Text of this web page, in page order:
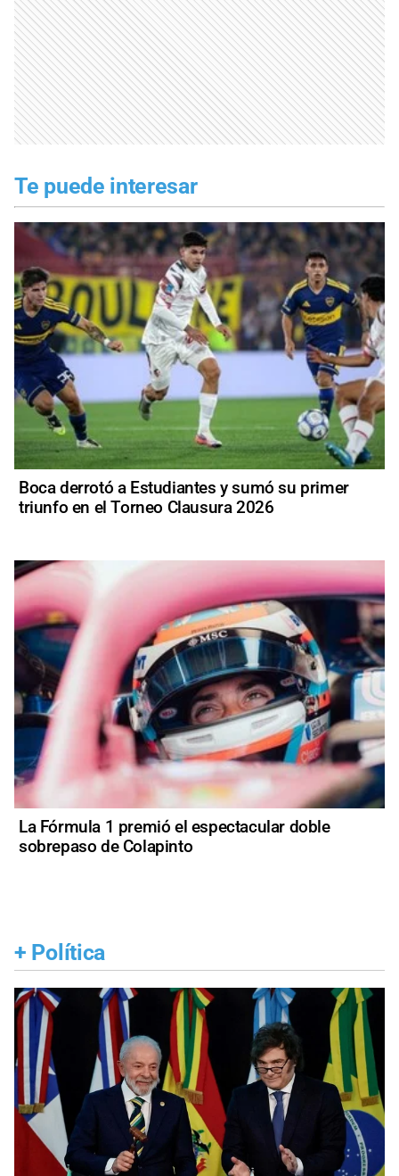
Te puede interesar
Boca derrotó a Estudiantes y sumó su primer
triunfo en el Torneo Clausura 2026
La Fórmula 1 premió el espectacular doble
sobrepaso de Colapinto
+ Política